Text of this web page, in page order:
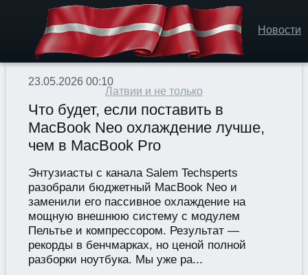
Новости
Латвии и не только
23.05.2026 00:10
Что будет, если поставить в
MacBook Neo охлаждение лучше,
чем в MacBook Pro
Энтузиасты с канала Salem Techsperts
разобрали бюджетный MacBook Neo и
заменили его пассивное охлаждение на
мощную внешнюю систему с модулем
Пельтье и компрессором. Результат —
рекорды в бенчмарках, но ценой полной
разборки ноутбука. Мы уже ра...